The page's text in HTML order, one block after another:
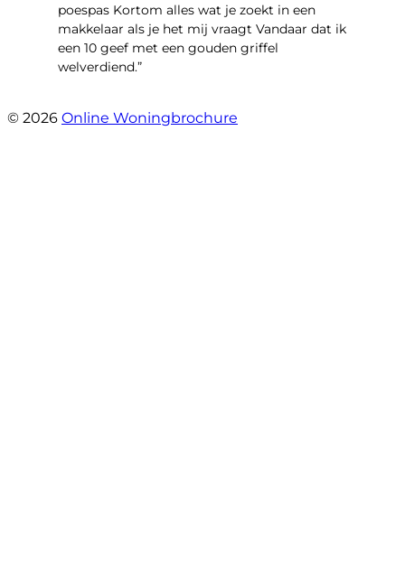
poespas Kortom alles wat je zoekt in een
makkelaar als je het mij vraagt Vandaar dat ik
een 10 geef met een gouden griffel
welverdiend.”
© 2026 Online Woningbrochure